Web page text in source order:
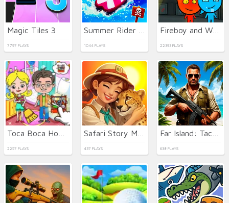
Magic Tiles 3
7797 PLAYS 1044 PLAYS
Fireboy and Watergirl 5 Elements
22393 PLAYS
2257 PLAYS 437 PLAYS 638 PLAYS